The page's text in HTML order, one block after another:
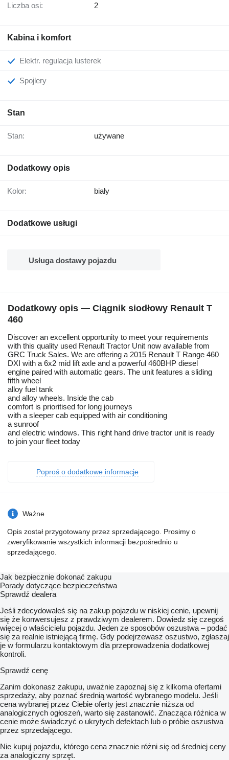
Liczba osi: 2
Kabina i komfort
Elektr. regulacja lusterek
Spojlery
Stan
Stan: używane
Dodatkowy opis
Kolor: biały
Dodatkowe usługi
Usługa dostawy pojazdu
Dodatkowy opis — Ciągnik siodłowy Renault T
460
Discover an excellent opportunity to meet your requirements
with this quality used Renault Tractor Unit now available from
GRC Truck Sales. We are offering a 2015 Renault T Range 460
DXI with a 6x2 mid lift axle and a powerful 460BHP diesel
engine paired with automatic gears. The unit features a sliding
fifth wheel
alloy fuel tank
and alloy wheels. Inside the cab
comfort is prioritised for long journeys
with a sleeper cab equipped with air conditioning
a sunroof
and electric windows. This right hand drive tractor unit is ready
to join your fleet today
Poproś o dodatkowe informacje
Ważne
Opis został przygotowany przez sprzedającego. Prosimy o
zweryfikowanie wszystkich informacji bezpośrednio u
sprzedającego.
Jak bezpiecznie dokonać zakupu
Porady dotyczące bezpieczeństwa
Sprawdź dealera
Jeśli zdecydowałeś się na zakup pojazdu w niskiej cenie, upewnij
się że konwersujesz z prawdziwym dealerem. Dowiedz się czegoś
więcej o właścicielu pojazdu. Jeden ze sposobów oszustwa – podać
się za realnie istniejącą firmę. Gdy podejrzewasz oszustwo, zgłaszaj
je w formularzu kontaktowym dla przeprowadzenia dodatkowej
kontroli.
Sprawdź cenę
Zanim dokonasz zakupu, uważnie zapoznaj się z kilkoma ofertami
sprzedaży, aby poznać średnią wartość wybranego modelu. Jeśli
cena wybranej przez Ciebie oferty jest znacznie niższa od
analogicznych ogłoszeń, warto się zastanowić. Znacząca różnica w
cenie może świadczyć o ukrytych defektach lub o próbie oszustwa
przez sprzedającego.
Nie kupuj pojazdu, którego cena znacznie różni się od średniej ceny
za analogiczny sprzęt.